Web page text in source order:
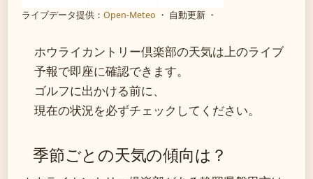
ライブデータ提供： Open-Meteo ・ 自動更新 ・
ホウライカントリー倶楽部の天気は上のライブ
予報で即座に確認できます。
ゴルフに出かける前に、
現在の状況を必ずチェックしてください。
季節ごとの天気の傾向は？